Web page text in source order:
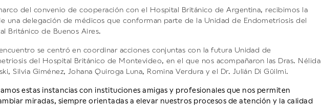
del convenio de cooperación con el Hospital Británico de Argentina, recibimos la
una delegación de médicos que conforman parte de la Unidad de Endometriosis del
Británico de Buenos Aires.
se centró en coordinar acciones conjuntas con la futura Unidad de
del Hospital Británico de Montevideo, en el que nos acompañaron las Dras. Nélida
Silvia Giménez, Johana Quiroga Luna, Romina Verdura y el Dr. Julián Di Güilmi.
estas instancias con instituciones amigas y profesionales que nos permiten
miradas, siempre orientadas a elevar nuestros procesos de atención y la calidad